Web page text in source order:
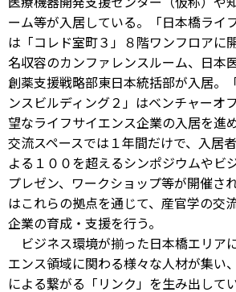
ーム等が入居している。「日本橋ライ
は「コレド室町３」８階ワンフロアに
名収容のカンファレンスルーム、日本
創薬支援戦略部東日本統括部が入居。
ンスビルディング２」はベンチャーオ
望なライフサイエンス企業の入居を進
交流スペースでは１年間だけで、入居
よる１００を超えるシンポジウムやビ
プレゼン、ワークショップ等が開催さ
はこれらの拠点を通じて、産官学の交
企業の育成・支援を行う。
ビジネス環境が揃った日本橋エリア
エンス領域に関わる様々な人材が集い
による繋がる「リンク」を生み出して